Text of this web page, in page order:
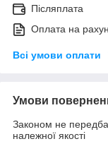
Післяплата
Оплата на
Всі умови оплати
Умови
Законом не
належної якості